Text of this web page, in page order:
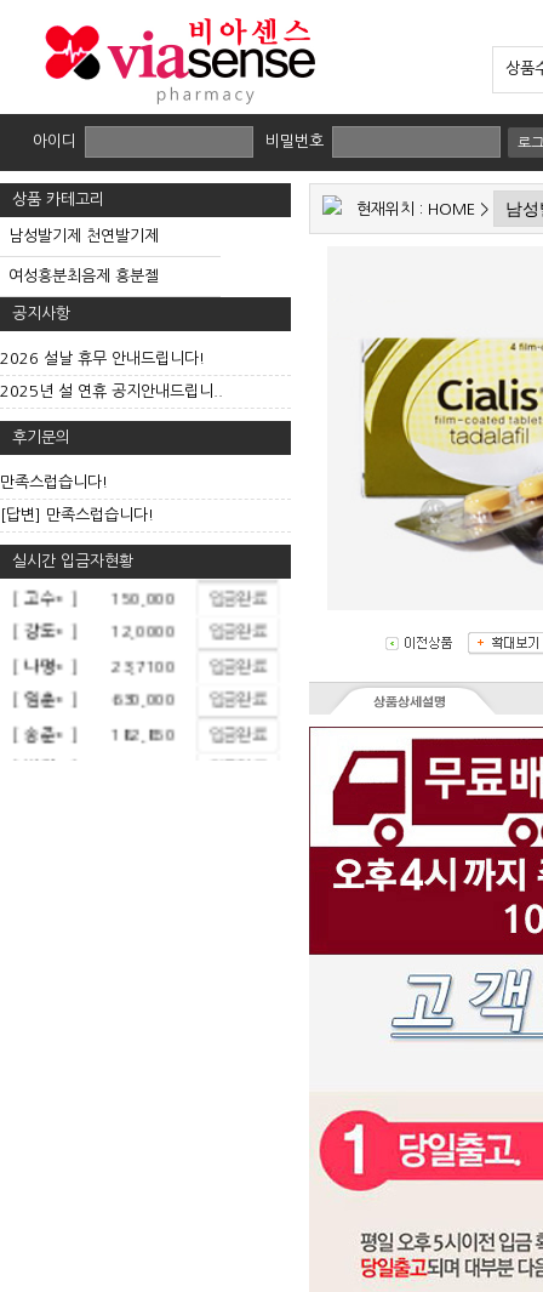
상품
아이디 비밀번호 로
상품 카테고리
남성발기제 천연발기제
여성흥분최음제 흥분젤
공지사항
2026 설날 휴무 안내드립니다!
2025년 설 연휴 공지안내드립니..
후기문의
만족스럽습니다!
[답변] 만족스럽습니다!
실시간 입금자현황
현재위치 : HOME >